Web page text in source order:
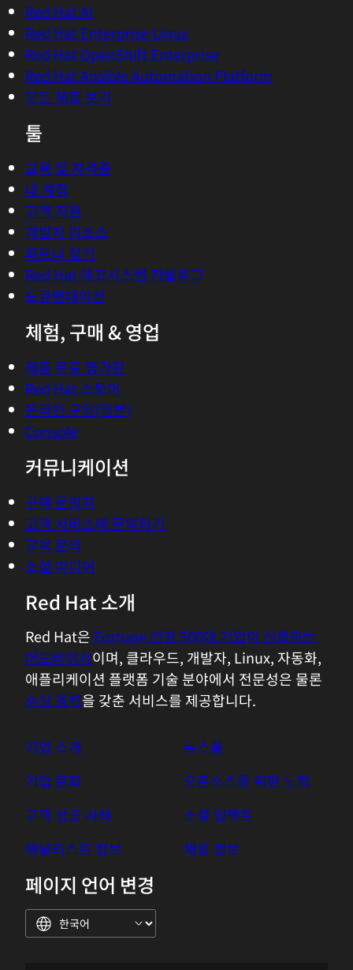
Red Hat AI
Red Hat Enterprise Linux
Red Hat OpenShift Enterprise
Red Hat Ansible Automation Platform
모든 제품 보기
툴
교육 및 자격증
내 계정
고객 지원
개발자 리소스
파트너 찾기
Red Hat 에코시스템 카탈로그
도큐멘테이션
체험, 구매 & 영업
제품 무료 평가판
Red Hat 스토어
온라인 구입(일본)
Console
커뮤니케이션
구매 문의처
고객 서비스에 문의하기
교육 문의
소셜 미디어
Red Hat 소개
Red Hat은 Fortune 선정 500대 기업이 신뢰하는
어드바이저이며, 클라우드, 개발자, Linux, 자동화,
애플리케이션 플랫폼 기술 분야에서 전문성은 물론
수상 경력을 갖춘 서비스를 제공합니다.
기업 소개
기업 문화
고객 성공 사례
애널리스트 정보
뉴스룸
오픈소스를 위한 노력
소셜 임팩트
채용 정보
페이지 언어 변경